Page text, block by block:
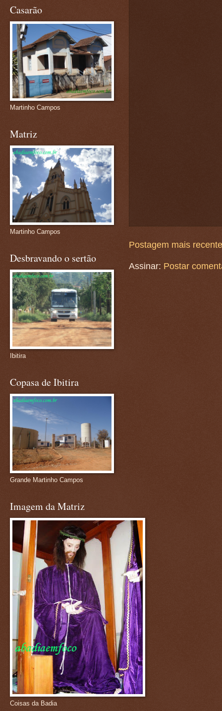
Postagem mais recente
Assinar: Postar
Casarão
Martinho Campos
Matriz
Martinho Campos
Desbravando o sertão
Ibitira
Copasa de Ibitira
Grande Martinho Campos
Imagem da Matriz
Coisas da Badia